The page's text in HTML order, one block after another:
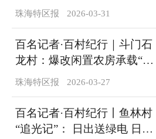
就东岸宜居新画卷
珠海特区报 2026-03-31
百名记者·百村纪行｜斗门石
龙村：爆改闲置农房承载“向
往的生活”
珠海特区报 2026-03-27
百名记者·百村纪行丨鱼林村
“追光记”： 日出送绿电 日落